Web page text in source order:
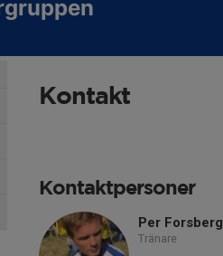
Kontakt
Kontaktpersoner
Per Forsberg
Tränare